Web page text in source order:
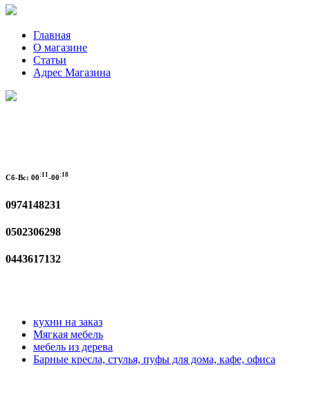
Главная
О магазине
Статьи
Адрес Магазина
Сб-Вс: 00:11 -00:18
0974148231
0502306298
0443617132
кухни на заказ
Мягкая мебель
мебель из дерева
Барные кресла, стулья, пуфы для дома, кафе, офиса